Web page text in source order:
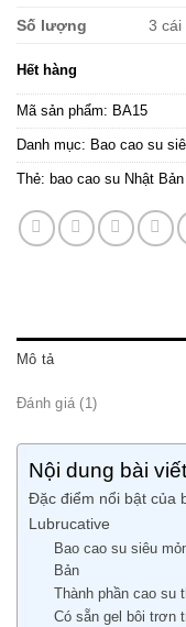
Số lượng 3 cái
Hết hàng
Mã sản phẩm: BA15
Danh mục: Bao cao su
Thẻ: bao cao su Nhật Bản
Mô tả
Đánh giá (1)
Nội dung bài viết
Đặc điểm nổi bật của
Lubrucative
Bao cao su siêu
Bản
Thành phần cao su
Có sẵn gel bôi trơn